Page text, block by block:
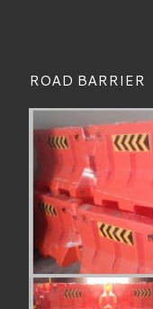
ROAD BARRIER